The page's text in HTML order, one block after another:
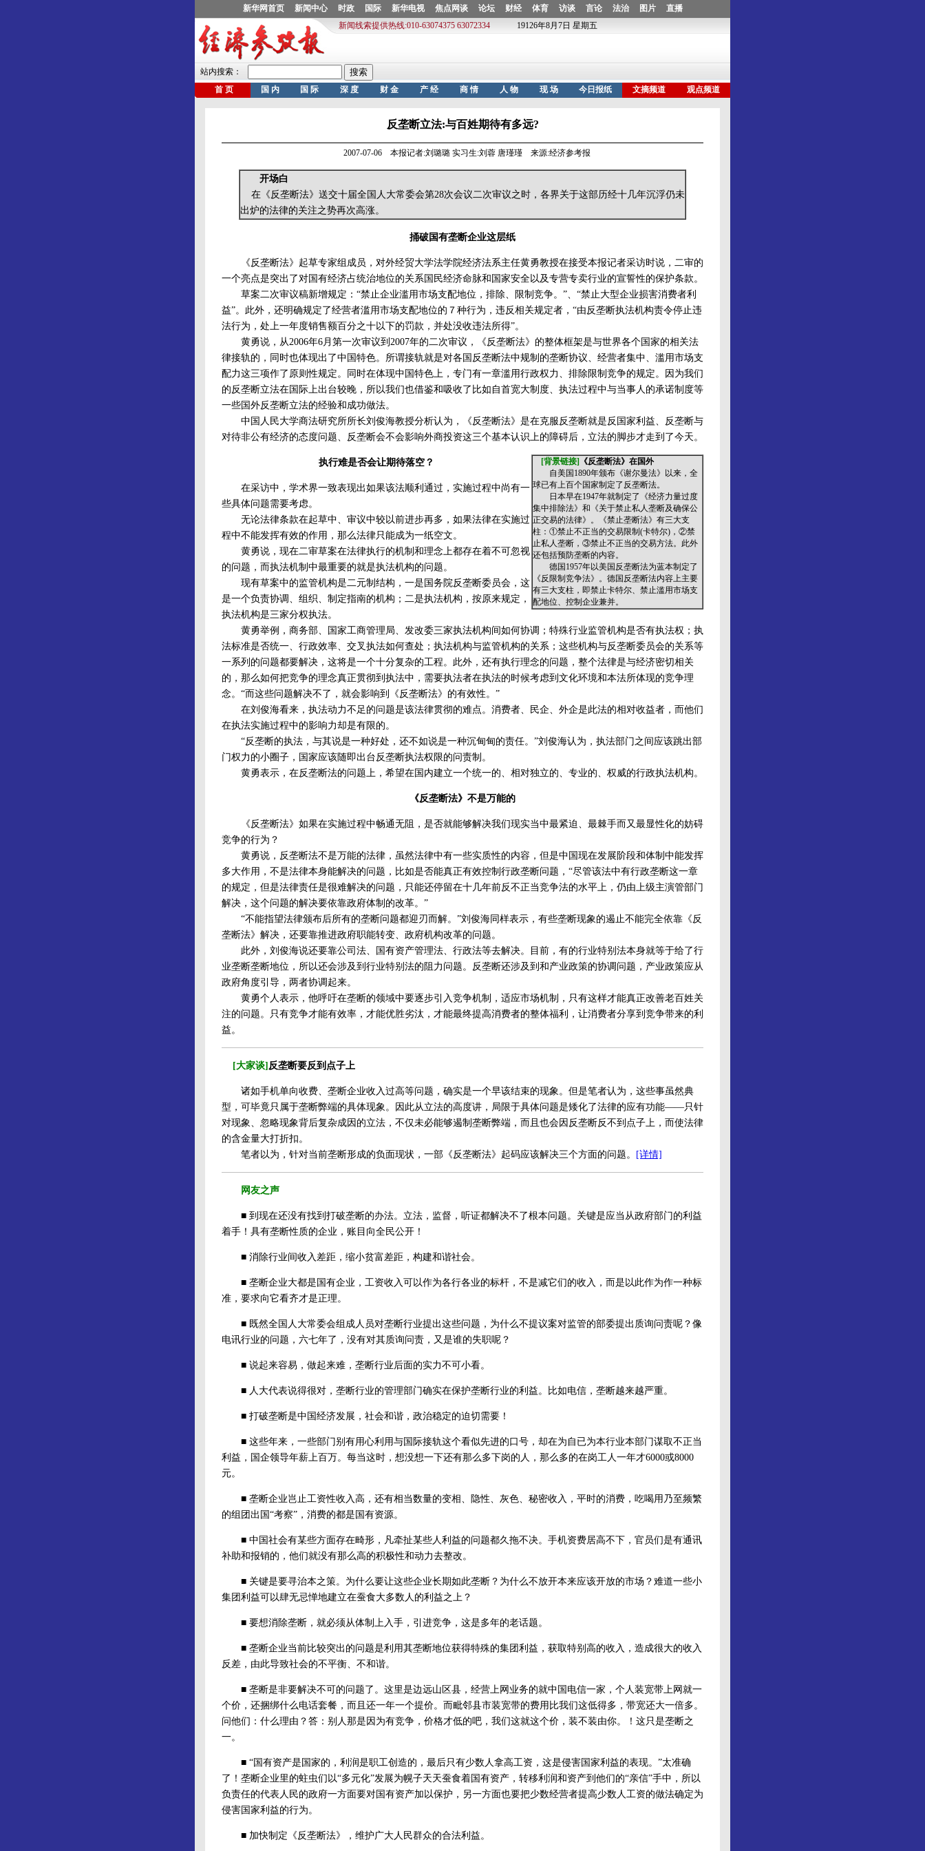
反垄断立法:与百姓期待有多远?
2007-07-06 本报记者:刘璐璐 实习生:刘蓉 唐瑾瑾 来源:经济参考报
开场白
在《反垄断法》送交十届全国人大常委会第28次会议二次审议之时，各界关于这部历经十几年沉浮仍未
出炉的法律的关注之势再次高涨。
捅破国有垄断企业这层纸
《反垄断法》起草专家组成员，对外经贸大学法学院经济法系主任黄勇教授在接受本报记者采访时说，二审的
一个亮点是突出了对国有经济占统治地位的关系国民经济命脉和国家安全以及专营专卖行业的宣誓性的保护条款。
草案二次审议稿新增规定：“禁止企业滥用市场支配地位，排除、限制竞争。”、“禁止大型企业损害消费者利
益”。此外，还明确规定了经营者滥用市场支配地位的７种行为，违反相关规定者，“由反垄断执法机构责令停止违
法行为，处上一年度销售额百分之十以下的罚款，并处没收违法所得”。
黄勇说，从2006年6月第一次审议到2007年的二次审议，《反垄断法》的整体框架是与世界各个国家的相关法
律接轨的，同时也体现出了中国特色。所谓接轨就是对各国反垄断法中规制的垄断协议、经营者集中、滥用市场支
配力这三项作了原则性规定。同时在体现中国特色上，专门有一章滥用行政权力、排除限制竞争的规定。因为我们
的反垄断立法在国际上出台较晚，所以我们也借鉴和吸收了比如自首宽大制度、执法过程中与当事人的承诺制度等
一些国外反垄断立法的经验和成功做法。
中国人民大学商法研究所所长刘俊海教授分析认为，《反垄断法》是在克服反垄断就是反国家利益、反垄断与
对待非公有经济的态度问题、反垄断会不会影响外商投资这三个基本认识上的障碍后，立法的脚步才走到了今天。
[背景链接] 《反垄断法》在国外
自美国1890年颁布《谢尔曼法》以来，全
球已有上百个国家制定了反垄断法。
日本早在1947年就制定了《经济力量过度
集中排除法》和《关于禁止私人垄断及确保公
正交易的法律》。《禁止垄断法》有三大支
柱：①禁止不正当的交易限制(卡特尔)，②禁
止私人垄断，③禁止不正当的交易方法。此外
还包括预防垄断的内容。
德国1957年以美国反垄断法为蓝本制定了
《反限制竞争法》。德国反垄断法内容上主要
有三大支柱，即禁止卡特尔、禁止滥用市场支
配地位、控制企业兼并。
执行难是否会让期待落空？
在采访中，学术界一致表现出如果该法顺利通过，实施过程中尚有一
些具体问题需要考虑。
无论法律条款在起草中、审议中较以前进步再多，如果法律在实施过
程中不能发挥有效的作用，那么法律只能成为一纸空文。
黄勇说，现在二审草案在法律执行的机制和理念上都存在着不可忽视
的问题，而执法机制中最重要的就是执法机构的问题。
现有草案中的监管机构是二元制结构，一是国务院反垄断委员会，这
是一个负责协调、组织、制定指南的机构；二是执法机构，按原来规定，
执法机构是三家分权执法。
黄勇举例，商务部、国家工商管理局、发改委三家执法机构间如何协调；特殊行业监管机构是否有执法权；执
法标准是否统一、行政效率、交叉执法如何查处；执法机构与监管机构的关系；这些机构与反垄断委员会的关系等
一系列的问题都要解决，这将是一个十分复杂的工程。此外，还有执行理念的问题，整个法律是与经济密切相关
的，那么如何把竞争的理念真正贯彻到执法中，需要执法者在执法的时候考虑到文化环境和本法所体现的竞争理
念。“而这些问题解决不了，就会影响到《反垄断法》的有效性。”
在刘俊海看来，执法动力不足的问题是该法律贯彻的难点。消费者、民企、外企是此法的相对收益者，而他们
在执法实施过程中的影响力却是有限的。
“反垄断的执法，与其说是一种好处，还不如说是一种沉甸甸的责任。”刘俊海认为，执法部门之间应该跳出部
门权力的小圈子，国家应该随即出台反垄断执法权限的问责制。
黄勇表示，在反垄断法的问题上，希望在国内建立一个统一的、相对独立的、专业的、权威的行政执法机构。
《反垄断法》不是万能的
《反垄断法》如果在实施过程中畅通无阻，是否就能够解决我们现实当中最紧迫、最棘手而又最显性化的妨碍
竞争的行为？
黄勇说，反垄断法不是万能的法律，虽然法律中有一些实质性的内容，但是中国现在发展阶段和体制中能发挥
多大作用，不是法律本身能解决的问题，比如是否能真正有效控制行政垄断问题，“尽管该法中有行政垄断这一章
的规定，但是法律责任是很难解决的问题，只能还停留在十几年前反不正当竞争法的水平上，仍由上级主演管部门
解决，这个问题的解决要依靠政府体制的改革。”
“不能指望法律颁布后所有的垄断问题都迎刃而解。”刘俊海同样表示，有些垄断现象的遏止不能完全依靠《反
垄断法》解决，还要靠推进政府职能转变、政府机构改革的问题。
此外，刘俊海说还要靠公司法、国有资产管理法、行政法等去解决。目前，有的行业特别法本身就等于给了行
业垄断垄断地位，所以还会涉及到行业特别法的阻力问题。反垄断还涉及到和产业政策的协调问题，产业政策应从
政府角度引导，两者协调起来。
黄勇个人表示，他呼吁在垄断的领域中要逐步引入竞争机制，适应市场机制，只有这样才能真正改善老百姓关
注的问题。只有竞争才能有效率，才能优胜劣汰，才能最终提高消费者的整体福利，让消费者分享到竞争带来的利
益。
[大家谈] 反垄断要反到点子上
诸如手机单向收费、垄断企业收入过高等问题，确实是一个早该结束的现象。但是笔者认为，这些事虽然典
型，可毕竟只属于垄断弊端的具体现象。因此从立法的高度讲，局限于具体问题是矮化了法律的应有功能——只针
对现象、忽略现象背后复杂成因的立法，不仅未必能够遏制垄断弊端，而且也会因反垄断反不到点子上，而使法律
的含金量大打折扣。
笔者以为，针对当前垄断形成的负面现状，一部《反垄断法》起码应该解决三个方面的问题。
[详情]
网友之声
■ 到现在还没有找到打破垄断的办法。立法，监督，听证都解决不了根本问题。关键是应当从政府部门的利益
着手！具有垄断性质的企业，账目向全民公开！
■ 消除行业间收入差距，缩小贫富差距，构建和谐社会。
■ 垄断企业大都是国有企业，工资收入可以作为各行各业的标杆，不是减它们的收入，而是以此作为作一种标
准，要求向它看齐才是正理。
■ 既然全国人大常委会组成人员对垄断行业提出这些问题，为什么不提议案对监管的部委提出质询问责呢？像
电讯行业的问题，六七年了，没有对其质询问责，又是谁的失职呢？
■ 说起来容易，做起来难，垄断行业后面的实力不可小看。
■ 人大代表说得很对，垄断行业的管理部门确实在保护垄断行业的利益。比如电信，垄断越来越严重。
■ 打破垄断是中国经济发展，社会和谐，政治稳定的迫切需要！
■ 这些年来，一些部门别有用心利用与国际接轨这个看似先进的口号，却在为自已为本行业本部门谋取不正当
利益，国企领导年薪上百万。每当这时，想没想一下还有那么多下岗的人，那么多的在岗工人一年才6000或8000
元。
■ 垄断企业岂止工资性收入高，还有相当数量的变相、隐性、灰色、秘密收入，平时的消费，吃喝用乃至频繁
的组团出国“考察”，消费的都是国有资源。
■ 中国社会有某些方面存在畸形，凡牵扯某些人利益的问题都久拖不决。手机资费居高不下，官员们是有通讯
补助和报销的，他们就没有那么高的积极性和动力去整改。
■ 关键是要寻治本之策。为什么要让这些企业长期如此垄断？为什么不放开本来应该开放的市场？难道一些小
集团利益可以肆无忌惮地建立在蚕食大多数人的利益之上？
■ 要想消除垄断，就必须从体制上入手，引进竞争，这是多年的老话题。
■ 垄断企业当前比较突出的问题是利用其垄断地位获得特殊的集团利益，获取特别高的收入，造成很大的收入
反差，由此导致社会的不平衡、不和谐。
■ 垄断是非要解决不可的问题了。这里是边远山区县，经营上网业务的就中国电信一家，个人装宽带上网就一
个价，还捆绑什么电话套餐，而且还一年一个提价。而毗邻县市装宽带的费用比我们这低得多，带宽还大一倍多。
问他们：什么理由？答：别人那是因为有竞争，价格才低的吧，我们这就这个价，装不装由你。！这只是垄断之
一。
■ “国有资产是国家的，利润是职工创造的，最后只有少数人拿高工资，这是侵害国家利益的表现。”太准确
了！垄断企业里的蛀虫们以“多元化”发展为幌子天天蚕食着国有资产，转移利润和资产到他们的“亲信”手中，所以
负责任的代表人民的政府一方面要对国有资产加以保护，另一方面也要把少数经营者提高少数人工资的做法确定为
侵害国家利益的行为。
■ 加快制定《反垄断法》，维护广大人民群众的合法利益。